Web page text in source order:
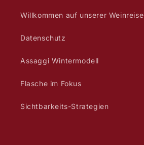
Willkommen auf unserer Weinreise
Datenschutz
Assaggi Wintermodell
Flasche im Fokus
Sichtbarkeits-Strategien